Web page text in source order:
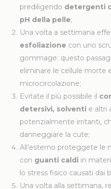
prediligendo detergenti
pH della pelle;
Una volta a settimana
esfoliazione con uno
gommage: questo
eliminare le cellule morte
microcircolazione;
Evitate il più possibile il
detersivi, solventi e altri
potenzialmente irritanti,
danneggiare la cute;
All’esterno proteggete le
con guanti caldi in
lo stress fisico causati dai
Una volta alla settimana,